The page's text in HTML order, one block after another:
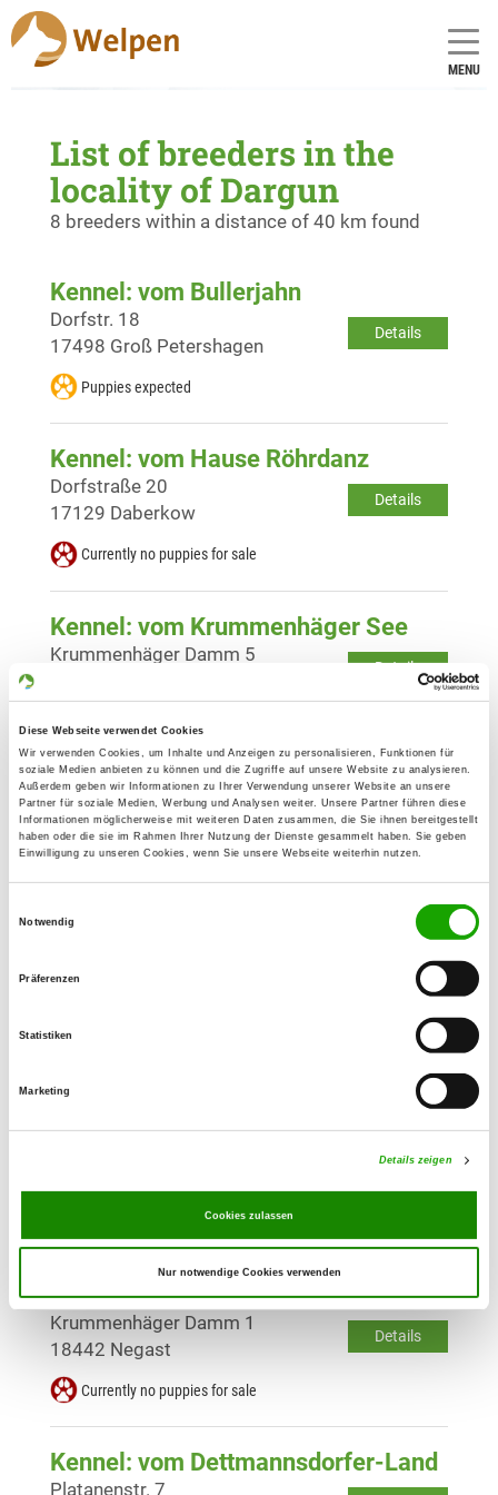
Diese Webseite verwendet Cookies
Wir verwenden Cookies, um Inhalte und Anzeigen zu personalisieren, Funktionen für
soziale Medien anbieten zu können und die Zugriffe auf unsere Website zu analysieren.
Außerdem geben wir Informationen zu Ihrer Verwendung unserer Website an unsere
Partner für soziale Medien, Werbung und Analysen weiter. Unsere Partner führen diese
Informationen möglicherweise mit weiteren Daten zusammen, die Sie ihnen bereitgestellt
haben oder die sie im Rahmen Ihrer Nutzung der Dienste gesammelt haben. Sie geben
Einwilligung zu unseren Cookies, wenn Sie unsere Webseite weiterhin nutzen.
Notwendig
Präferenzen
Statistiken
Marketing
Details zeigen
Cookies zulassen
Nur notwendige Cookies verwenden
MENU
List of breeders in the
locality of Dargun
8 breeders within a distance of 40 km found
Kennel: vom Bullerjahn
Details
Dorfstr. 18
17498 Groß Petershagen
Puppies expected
Kennel: vom Hause Röhrdanz
Details
Dorfstraße 20
17129 Daberkow
Currently no puppies for sale
Kennel: vom Krummenhäger See
Details
Krummenhäger Damm 5
Currently no puppies for sale
Kennel: vom Mecklenburger Wolf
Details
Wendfeld 8 d
18190 Sanitz
Currently no puppies for sale
Dorfstr. 106
Kennel: vom Greifswalder Stadtrand
Details
Currently no puppies for sale
Kennel: vom Rügenblick
Details
Krummenhäger Damm 1
18442 Negast
Currently no puppies for sale
Kennel: vom Dettmannsdorfer-Land
Platanenstr. 7